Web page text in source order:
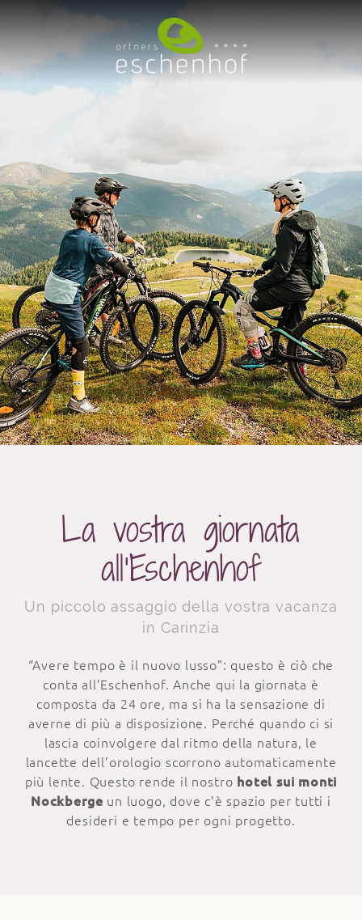
La vostra giornata
all’Eschenhof
Un piccolo assaggio della vostra vacanza
in Carinzia
“Avere tempo è il nuovo lusso”: questo è ciò che
conta all’Eschenhof. Anche qui la giornata è
composta da 24 ore, ma si ha la sensazione di
averne di più a disposizione. Perché quando ci si
lascia coinvolgere dal ritmo della natura, le
lancette dell’orologio scorrono automaticamente
più lente. Questo rende il nostro hotel sui monti
Nockberge un luogo, dove c’è spazio per tutti i
desideri e tempo per ogni progetto.